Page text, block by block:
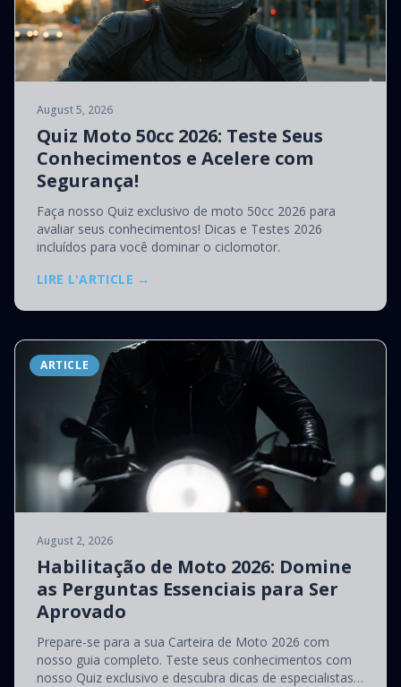
August 5, 2026
Quiz Moto 50cc 2026: Teste Seus
Conhecimentos e Acelere com
Segurança!
Faça nosso Quiz exclusivo de moto 50cc 2026 para
avaliar seus conhecimentos! Dicas e Testes 2026
incluídos para você dominar o ciclomotor.
LIRE L'ARTICLE →
ARTICLE
August 2, 2026
Habilitação de Moto 2026: Domine
as Perguntas Essenciais para Ser
Aprovado
Prepare-se para a sua Carteira de Moto 2026 com
nosso guia completo. Teste seus conhecimentos com
nosso Quiz exclusivo e descubra dicas de especialistas